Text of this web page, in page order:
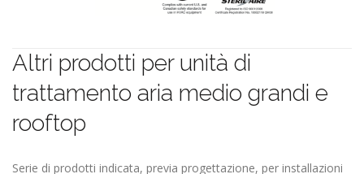
Altri prodotti per unità di
trattamento aria medio grandi e
rooftop
Serie di prodotti indicata, previa progettazione, per installazioni